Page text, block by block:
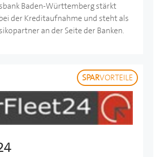
Baden-Württemberg stärkt
der Kreditaufnahme und steht als
an der Seite der Banken.
SPARVORTEILE